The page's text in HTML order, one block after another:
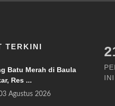
TERKINI
Batu Merah di Baula
Res ...
Agustus 2026
INI